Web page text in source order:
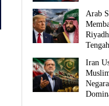
Arab
Iran